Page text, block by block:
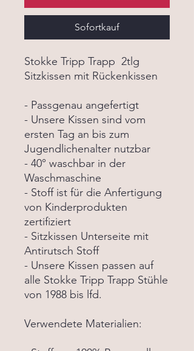
Sofortkauf
Stokke Tripp Trapp 2tlg
Sitzkissen mit Rückenkissen
- Passgenau angefertigt
- Unsere Kissen sind vom
ersten Tag an bis zum
Jugendlichenalter nutzbar
- 40° waschbar in der
Waschmaschine
- Stoff ist für die Anfertigung
von Kinderprodukten
zertifiziert
- Sitzkissen Unterseite mit
Antirutsch Stoff
- Unsere Kissen passen auf
alle Stokke Tripp Trapp Stühle
von 1988 bis lfd.
Verwendete Materialien: